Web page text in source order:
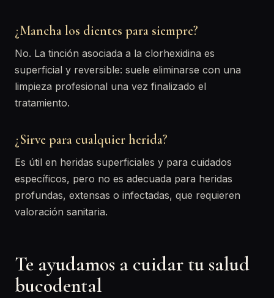
¿Mancha los dientes para siempre?
No. La tinción asociada a la clorhexidina es
superficial y reversible: suele eliminarse con una
limpieza profesional una vez finalizado el
tratamiento.
¿Sirve para cualquier herida?
Es útil en heridas superficiales y para cuidados
específicos, pero no es adecuada para heridas
profundas, extensas o infectadas, que requieren
valoración sanitaria.
Te ayudamos a cuidar tu salud
bucodental